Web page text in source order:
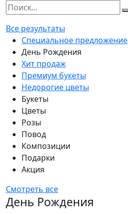
Все результаты
Специальное предложение
День Рождения
Хит продаж
Премиум букеты
Недорогие цветы
Букеты
Цветы
Розы
Повод
Композиции
Подарки
Акция
Смотреть все
День Рождения